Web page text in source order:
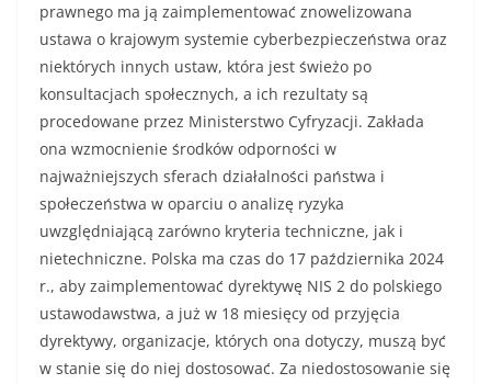
prawnego ma ją zaimplementować znowelizowana
ustawa o krajowym systemie cyberbezpieczeństwa oraz
niektórych innych ustaw, która jest świeżo po
konsultacjach społecznych, a ich rezultaty są
procedowane przez Ministerstwo Cyfryzacji. Zakłada
ona wzmocnienie środków odporności w
najważniejszych sferach działalności państwa i
społeczeństwa w oparciu o analizę ryzyka
uwzględniającą zarówno kryteria techniczne, jak i
nietechniczne. Polska ma czas do 17 października 2024
r., aby zaimplementować dyrektywę NIS 2 do polskiego
ustawodawstwa, a już w 18 miesięcy od przyjęcia
dyrektywy, organizacje, których ona dotyczy, muszą być
w stanie się do niej dostosować. Za niedostosowanie się